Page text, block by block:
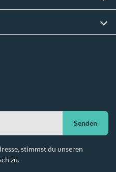
Senden
stimmst du unseren
zu.